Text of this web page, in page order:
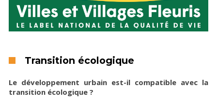
Transition écologique
Le développement urbain est-il compatible avec la
transition écologique ?